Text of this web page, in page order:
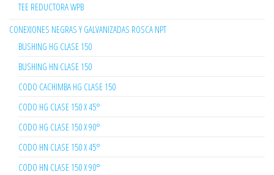
TEE REDUCTORA WPB
CONEXIONES NEGRAS Y GALVANIZADAS ROSCA NPT
BUSHING HG CLASE 150
BUSHING HN CLASE 150
CODO CACHIMBA HG CLASE 150
CODO HG CLASE 150 X 45°
CODO HG CLASE 150 X 90°
CODO HN CLASE 150 X 45°
CODO HN CLASE 150 X 90°